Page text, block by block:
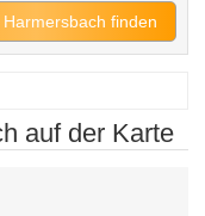
finden
auf der Karte